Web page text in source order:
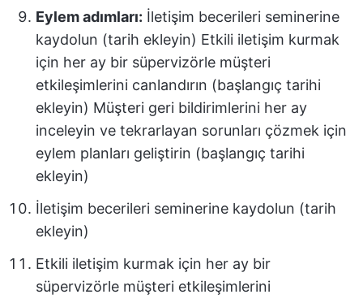
Eylem adımları: İletişim becerileri seminerine
kaydolun (tarih ekleyin) Etkili iletişim kurmak
için her ay bir süpervizörle müşteri
etkileşimlerini canlandırın (başlangıç tarihi
ekleyin) Müşteri geri bildirimlerini her ay
inceleyin ve tekrarlayan sorunları çözmek için
eylem planları geliştirin (başlangıç tarihi
ekleyin)
İletişim becerileri seminerine kaydolun (tarih
ekleyin)
Etkili iletişim kurmak için her ay bir
süpervizörle müşteri etkileşimlerini